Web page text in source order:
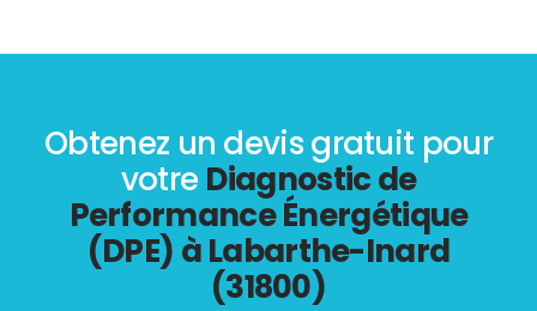
Obtenez un devis gratuit pour
votre Diagnostic de
Performance Énergétique
(DPE) à Labarthe-Inard
(31800)